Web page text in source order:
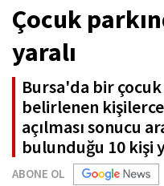
Çocuk
yaralı
Bursa'da bir
belirlenen
açılması sonucu
bulunduğu 10 kişi
ABONE OL